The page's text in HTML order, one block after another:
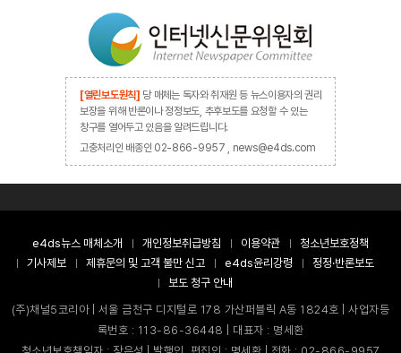
[열린보도원칙] 당 매체는 독자와 취재원 등 뉴스이용자의 권리
보장을 위해 반론이나 정정보도, 추후보도를 요청할 수 있는
창구를 열어두고 있음을 알려드립니다.
고충처리인 배종인 02-866-9957 , news@e4ds.com
e4ds뉴스 매체소개 개인정보취급방침 이용약관
청소년보호정책
기사제보
제휴문의 및 고객 불만 신고 e4ds윤리강령
정정·반론보도
보도 청구 안내
(주)채널5코리아 | 서울 금천구 디지털로 178 가산퍼블릭 A동 1824호 | 사업자등
록번호 : 113-86-36448 | 대표자 : 명세환